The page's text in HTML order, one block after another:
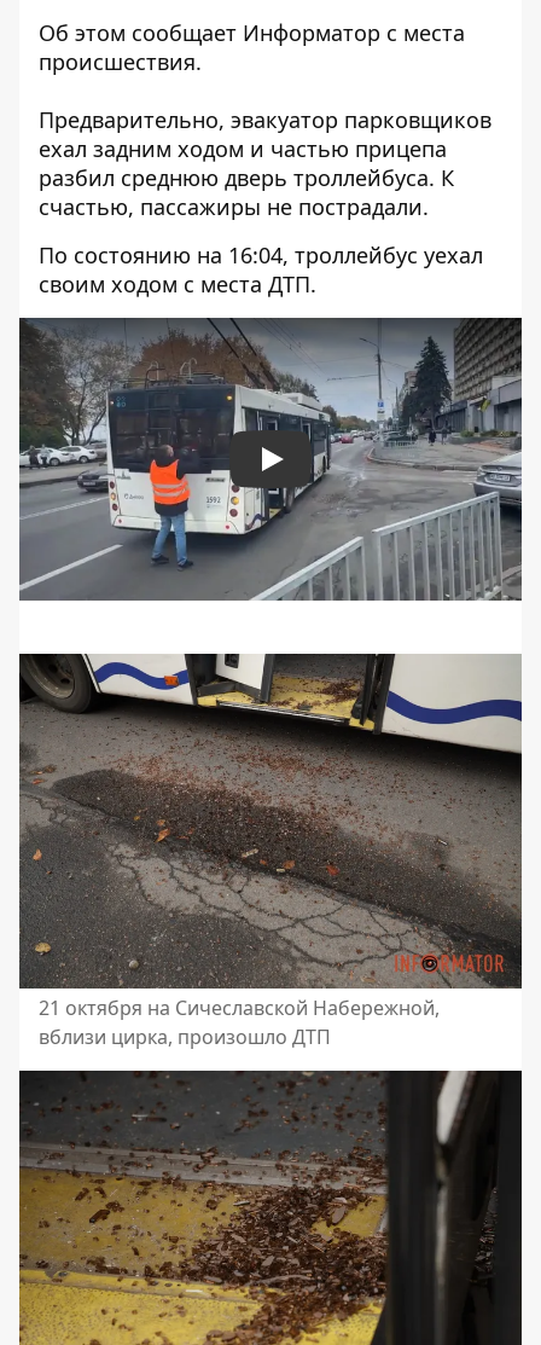
Об этом сообщает Информатор с места
происшествия.
Предварительно, эвакуатор парковщиков
ехал задним ходом и частью прицепа
разбил среднюю дверь троллейбуса. К
счастью, пассажиры не пострадали.
По состоянию на 16:04, троллейбус уехал
своим ходом с места ДТП.
Play
21 октября на Сичеславской Набережной,
вблизи цирка, произошло ДТП